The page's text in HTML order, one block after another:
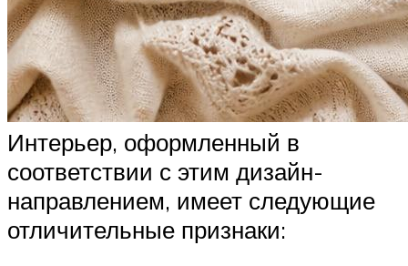
Интерьер, оформленный в
соответствии с этим дизайн-
направлением, имеет следующие
отличительные признаки: